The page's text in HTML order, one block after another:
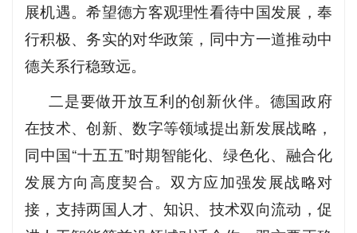
展机遇。希望德方客观理性看待中国发展，奉
行积极、务实的对华政策，同中方一道推动中
德关系行稳致远。
二是要做开放互利的创新伙伴。德国政府
在技术、创新、数字等领域提出新发展战略，
同中国“十五五”时期智能化、绿色化、融合化
发展方向高度契合。双方应加强发展战略对
接，支持两国人才、知识、技术双向流动，促